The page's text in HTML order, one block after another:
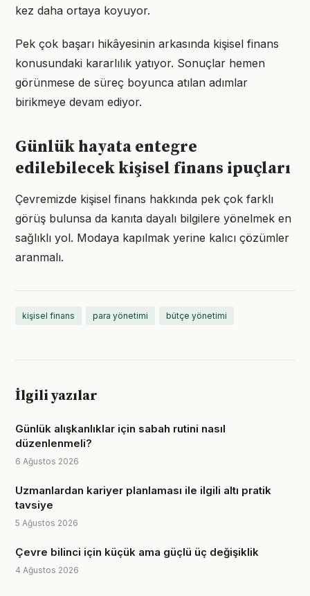
kez daha ortaya koyuyor.
Pek çok başarı hikâyesinin arkasında kişisel finans
konusundaki kararlılık yatıyor. Sonuçlar hemen
görünmese de süreç boyunca atılan adımlar
birikmeye devam ediyor.
Günlük hayata entegre
edilebilecek kişisel finans ipuçları
Çevremizde kişisel finans hakkında pek çok farklı
görüş bulunsa da kanıta dayalı bilgilere yönelmek en
sağlıklı yol. Modaya kapılmak yerine kalıcı çözümler
aranmalı.
kişisel finans para yönetimi bütçe yönetimi
İlgili yazılar
Günlük alışkanlıklar için sabah rutini nasıl
düzenlenmeli?
6 Ağustos 2026
Uzmanlardan kariyer planlaması ile ilgili altı pratik
tavsiye
5 Ağustos 2026
Çevre bilinci için küçük ama güçlü üç değişiklik
4 Ağustos 2026